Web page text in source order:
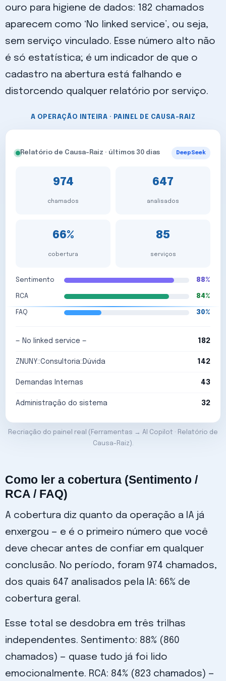
ouro para higiene de dados: 182 chamados
aparecem como ‘No linked service’, ou seja,
sem serviço vinculado. Esse número alto não
é só estatística; é um indicador de que o
cadastro na abertura está falhando e
distorcendo qualquer relatório por serviço.
A OPERAÇÃO INTEIRA · PAINEL DE CAUSA-RAIZ
Relatório de Causa-Raiz · últimos 30 dias DeepSeek
974
chamados
647
analisados
66%
cobertura
85
serviços
Sentimento 88%
RCA 84%
FAQ 30%
— No linked service — 182
ZNUNY::Consultoria::Dúvida 142
Demandas Internas 43
Administração do sistema 32
Recriação do painel real (Ferramentas → AI Copilot · Relatório de
Causa-Raiz).
Como ler a cobertura (Sentimento /
RCA / FAQ)
A cobertura diz quanto da operação a IA já
enxergou — e é o primeiro número que você
deve checar antes de confiar em qualquer
conclusão. No período, foram 974 chamados,
dos quais 647 analisados pela IA: 66% de
cobertura geral.
Esse total se desdobra em três trilhas
independentes. Sentimento: 88% (860
chamados) — quase tudo já foi lido
emocionalmente. RCA: 84% (823 chamados) —